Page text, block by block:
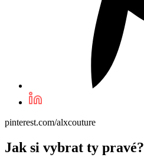
pinterest.com/alxcouture
Jak si vybrat ty pravé?